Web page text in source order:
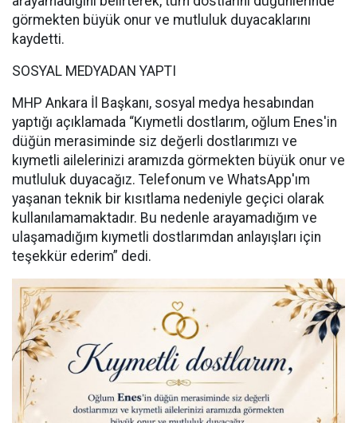
görmekten büyük onur ve mutluluk duyacaklarını
kaydetti.
SOSYAL MEDYADAN YAPTI
MHP Ankara İl Başkanı, sosyal medya hesabından
yaptığı açıklamada “Kıymetli dostlarım, oğlum Enes'in
düğün merasiminde siz değerli dostlarımızı ve
kıymetli ailelerinizi aramızda görmekten büyük onur ve
mutluluk duyacağız. Telefonum ve WhatsApp'ım
yaşanan teknik bir kısıtlama nedeniyle geçici olarak
kullanılamamaktadır. Bu nedenle arayamadığım ve
ulaşamadığım kıymetli dostlarımdan anlayışları için
teşekkür ederim” dedi.